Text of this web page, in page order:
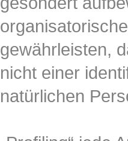
gewährleisten,
nicht einer
natürlichen